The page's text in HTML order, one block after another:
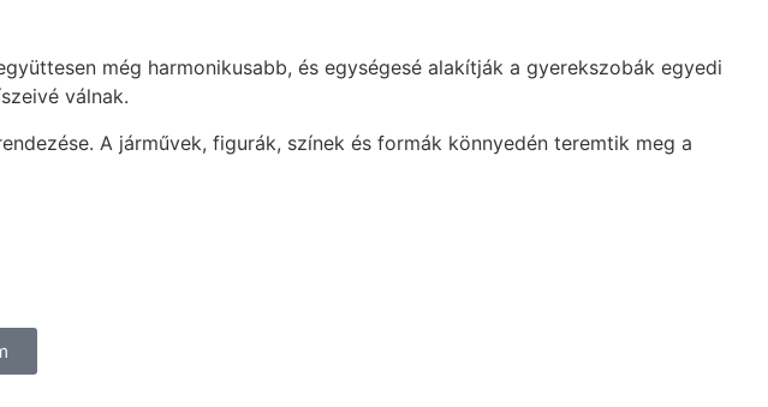
még harmonikusabb, és egységesé alakítják a gyerekszobák egyedi
válnak.
A járművek, figurák, színek és formák könnyedén teremtik meg a